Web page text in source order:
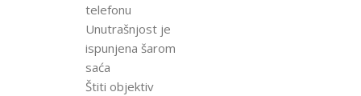
telefonu
Unutrašnjost je
ispunjena šarom
saća
Štiti objektiv